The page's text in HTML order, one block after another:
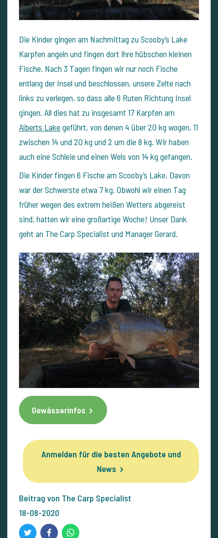
Die Kinder gingen am Nachmittag zu Scooby’s Lake
Karpfen angeln und fingen dort ihre hübschen kleinen
Fische. Nach 3 Tagen fingen wir nur noch Fische
entlang der Insel und beschlossen, unsere Zelte nach
links zu verlegen, so dass alle 6 Ruten Richtung Insel
gingen. All dies hat zu insgesamt 17 Karpfen am
Alberts Lakegeführt, von denen 4 über 20 kg wogen, 11
zwischen 14 und 20 kg und 2 um die 8 kg. Wir haben
auch eine Schleie und einen Wels von 14 kg gefangen.
Die Kinder fingen 6 Fische am Scooby’s Lake. Davon
war der Schwerste etwa 7 kg. Obwohl wir einen Tag
früher wegen des extrem heißen Wetters abgereist
sind, hatten wir eine großartige Woche! Unser Dank
geht an The Carp Specialist und Manager Gerard.
Gewässerinfos
Anmelden für die besten Angebote und
News
Beitrag von The Carp Specialist
18-08-2020